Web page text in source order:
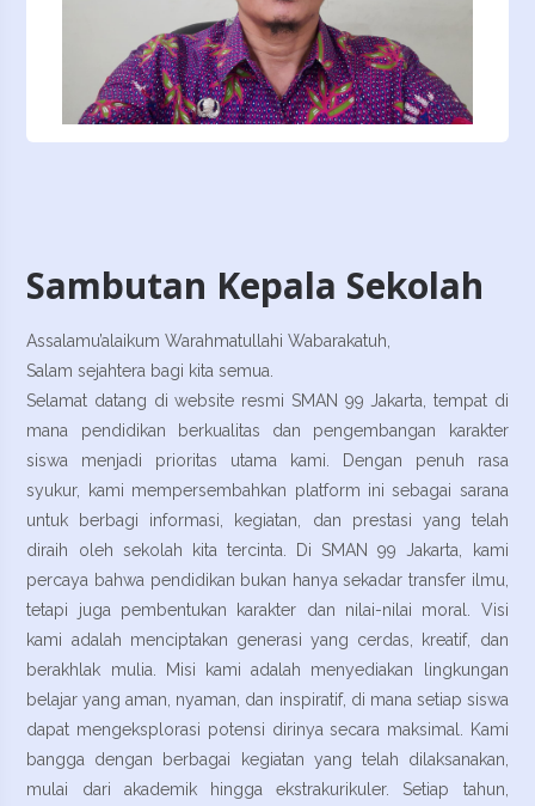
Sambutan Kepala Sekolah
Assalamu’alaikum Warahmatullahi Wabarakatuh,
Salam sejahtera bagi kita semua.
Selamat datang di website resmi SMAN 99 Jakarta, tempat di
mana pendidikan berkualitas dan pengembangan karakter
siswa menjadi prioritas utama kami. Dengan penuh rasa
syukur, kami mempersembahkan platform ini sebagai sarana
untuk berbagi informasi, kegiatan, dan prestasi yang telah
diraih oleh sekolah kita tercinta. Di SMAN 99 Jakarta, kami
percaya bahwa pendidikan bukan hanya sekadar transfer ilmu,
tetapi juga pembentukan karakter dan nilai-nilai moral. Visi
kami adalah menciptakan generasi yang cerdas, kreatif, dan
berakhlak mulia. Misi kami adalah menyediakan lingkungan
belajar yang aman, nyaman, dan inspiratif, di mana setiap siswa
dapat mengeksplorasi potensi dirinya secara maksimal. Kami
bangga dengan berbagai kegiatan yang telah dilaksanakan,
mulai dari akademik hingga ekstrakurikuler. Setiap tahun,